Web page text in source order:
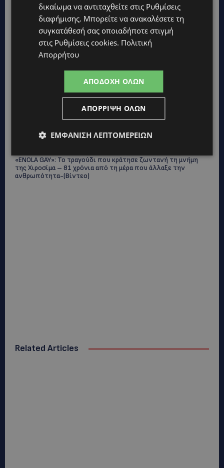
ΛΑΤΣΙΑ-ΓΕΡΙ: Στο επίκεντρο η δημιουργία δομών για
ασυνόδευτους ανήλικους – Αντιδρά ο Δήμος, στηρίζει υπό
προϋποθέσεις το Κίνημα Οικολόγων
ΣΤΟ «ΚΟΚΚΙΝΟ» Η ΖΕΣΤΗ: Νέα κίτρινη προειδοποίηση και
40άρια στο εσωτερικό
ΛΕΜΕΣΟΣ: Μάχη για τη ζωή του δίνει 18χρονος – Βρέθηκε
βαριά τραυματισμένος δίπλα από το ηλεκτρικό του
«ENOLA GAY»: Το τραγούδι που κράτησε ζωντανή τη μνήμη
της Χιροσίμα – 81 χρόνια από τη μέρα που άλλαξε την
ανθρωπότητα-(Bίντεο)
Related Articles
δικαίωμα να αντιταχθείτε στις Ρυθμίσεις
διαφήμισης. Μπορείτε να ανακαλέσετε τη
συγκατάθεσή σας οποιαδήποτε στιγμή
στις Ρυθμίσεις cookies. Πολιτική
Απορρήτου
ΑΠΟΔΟΧΉ ΌΛΩΝ
ΑΠΌΡΡΙΨΗ ΌΛΩΝ
ΕΜΦΆΝΙΣΗ ΛΕΠΤΟΜΕΡΕΙΏΝ